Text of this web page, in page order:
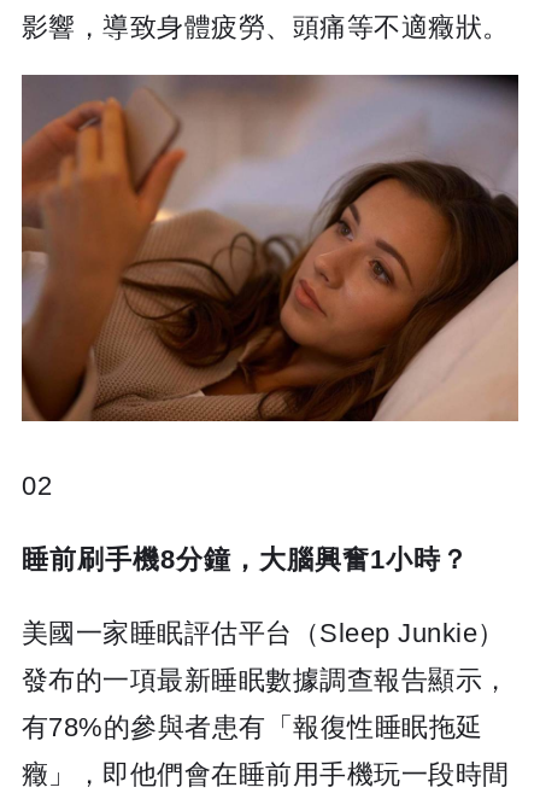
影響，導致身體疲勞、頭痛等不適癥狀。
02
睡前刷手機8分鐘，大腦興奮1小時？
美國一家睡眠評估平台（Sleep Junkie）
發布的一項最新睡眠數據調查報告顯示，
有78%的參與者患有「報復性睡眠拖延
癥」，即他們會在睡前用手機玩一段時間